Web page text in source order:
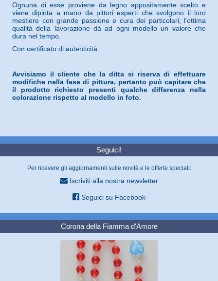
Ognuna di esse proviene da legno appositamente scelto e
viene dipinta a mano da pittori esperti che svolgono il loro
mestiere con grande passione e cura dei particolari; l'ottima
qualità della lavorazione dà ad ogni modello un valore che
dura nel tempo.
Con certificato di autenticità.
Avvisiamo il cliente che la ditta si riserva di effettuare
modifiche nella fase di pittura, pertanto può capitare che
il prodotto richiesto presenti qualche differenza nella
colorazione rispetto al modello in foto.
Seguici!
Per ricevere gli aggiornamenti sulle novità e le offerte speciali:
Iscriviti alla nostra newsletter
Seguici su Facebook
Corona della Fiamma d'Amore